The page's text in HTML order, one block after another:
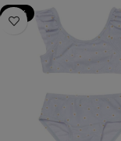
-50%